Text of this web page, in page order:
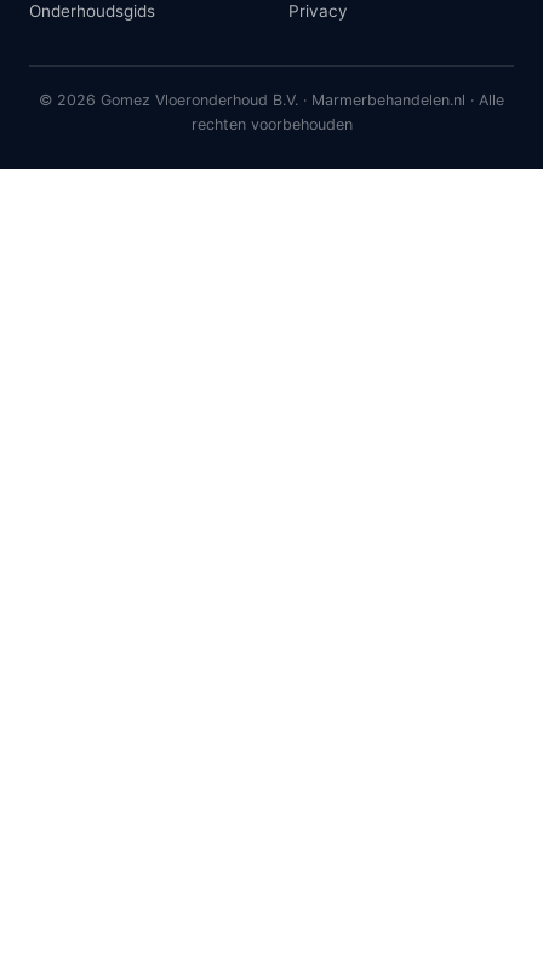
Onderhoudsgids
Privacy
© 2026 Gomez Vloeronderhoud B.V. · Marmerbehandelen.nl · Alle
rechten voorbehouden